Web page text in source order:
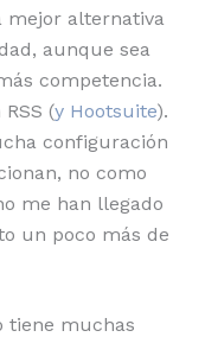
mejor alternativa
aunque sea
competencia.
(y Hootsuite).
configuración
no como
me han llegado
un poco más de
tiene muchas